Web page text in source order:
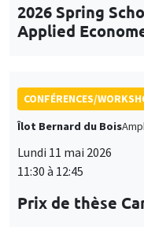
2026 Spring
Applied
CONFÉRENCES/
Îlot Bernard du Bois
Lundi 11 mai 2026
11:30 à 12:45
Prix de thèse